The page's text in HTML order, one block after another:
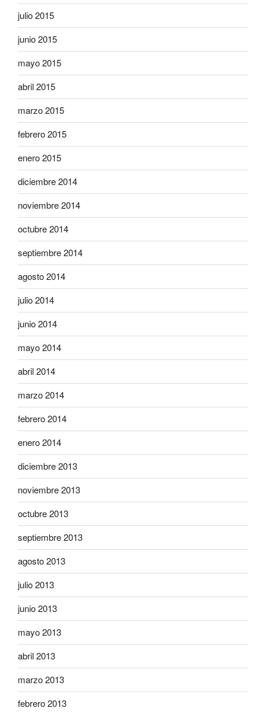
julio 2015
junio 2015
mayo 2015
abril 2015
marzo 2015
febrero 2015
enero 2015
diciembre 2014
noviembre 2014
octubre 2014
septiembre 2014
agosto 2014
julio 2014
junio 2014
mayo 2014
abril 2014
marzo 2014
febrero 2014
enero 2014
diciembre 2013
noviembre 2013
octubre 2013
septiembre 2013
agosto 2013
julio 2013
junio 2013
mayo 2013
abril 2013
marzo 2013
febrero 2013